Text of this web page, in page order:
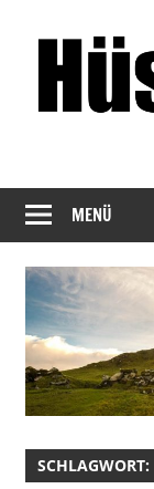
Inhalt
springen
ein
guter
MENÜ
SCHLAGWORT: